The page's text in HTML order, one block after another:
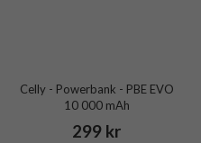
Celly - Powerbank - PBE EVO
10 000 mAh
299 kr